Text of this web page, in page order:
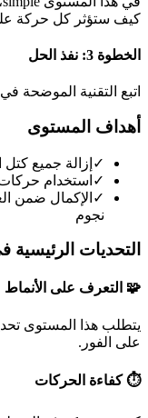
كيف ستؤثر كل حركة
الخطوة 3: نفذ الحل
اتبع التقنية الموضحة في
أهداف المستوى
✓ إزالة جميع كتل
✓ استخدام
✓
نجوم
التحديات الرئيسية
🧩 التعرف على الأنماط
يتطلب هذا المستوى
على الفور.
⏱️ كفاءة الحركات